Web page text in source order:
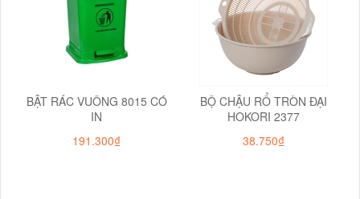
BẬT RÁC VUÔNG 8015 CÓ
IN
191.300₫
BỘ CHẬU RỔ TRÒN ĐẠI
HOKORI 2377
38.750₫